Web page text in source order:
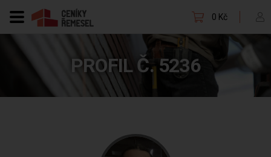
0 Kč
PROFIL Č. 5236